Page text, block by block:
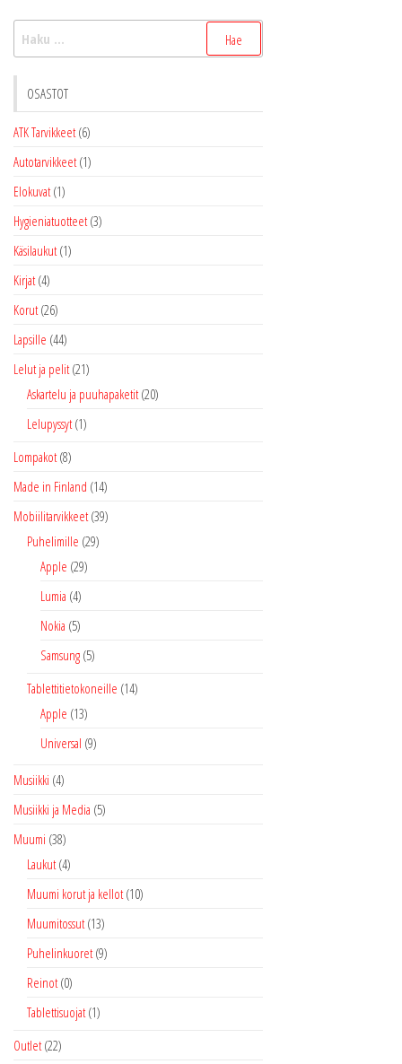
OSASTOT
ATK Tarvikkeet (6)
Autotarvikkeet (1)
Elokuvat (1)
Hygieniatuotteet (3)
Käsilaukut (1)
Kirjat (4)
Korut (26)
Lapsille (44)
Lelut ja pelit (21)
Askartelu ja puuhapaketit (20)
Lelupyssyt (1)
Lompakot (8)
Made in Finland (14)
Mobiilitarvikkeet (39)
Puhelimille (29)
Apple (29)
Lumia (4)
Nokia (5)
Samsung (5)
Tablettitietokoneille (14)
Apple (13)
Universal (9)
Musiikki (4)
Musiikki ja Media (5)
Muumi (38)
Laukut (4)
Muumi korut ja kellot (10)
Muumitossut (13)
Puhelinkuoret (9)
Reinot (0)
Tablettisuojat (1)
Outlet (22)